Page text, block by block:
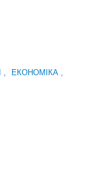
, ЕКОНОМІКА ,